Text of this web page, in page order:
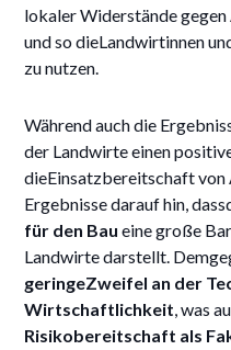
lokaler Widerstände
und so dieLandwirtinnen
zu nutzen.
Während auch die
der Landwirte einen
dieEinsatzbereitschaft von
Ergebnisse darauf hin,
für den Bau eine große
Landwirte darstellt.
geringeZweifel an der
Wirtschaftlichkeit, was
Risikobereitschaft als